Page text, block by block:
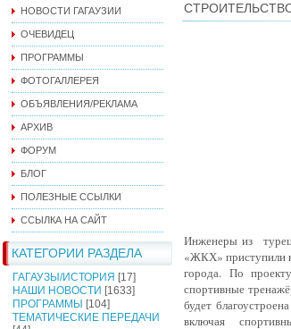
НОВОСТИ ГАГАУЗИИ
ОЧЕВИДЕЦ
ПРОГРАММЫ
ФОТОГАЛЛЕРЕЯ
ОБЪЯВЛЕНИЯ/РЕКЛАМА
АРХИВ
ФОРУМ
БЛОГ
ПОЛЕЗНЫЕ ССЫЛКИ
ССЫЛКА НА САЙТ
КАТЕГОРИИ РАЗДЕЛА
ГАГАУЗЫ/ИСТОРИЯ [17]
НАШИ НОВОСТИ [1633]
ПРОГРАММЫ [104]
ТЕМАТИЧЕСКИЕ ПЕРЕДАЧИ
Инженеры из
«ЖКХ» приступили
города. По
спортивные
будет
включая